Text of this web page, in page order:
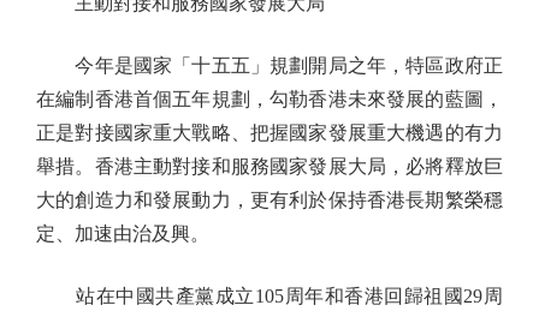
今年是國家「十五五」規劃開局之年，特區政府正
在編制香港首個五年規劃，勾勒香港未來發展的藍圖，
正是對接國家重大戰略、把握國家發展重大機遇的有力
舉措。香港主動對接和服務國家發展大局，必將釋放巨
大的創造力和發展動力，更有利於保持香港長期繁榮穩
定、加速由治及興。
站在中國共產黨成立105周年和香港回歸祖國29周